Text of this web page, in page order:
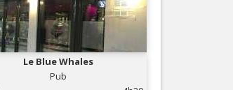
Le Blue Whales
Pub